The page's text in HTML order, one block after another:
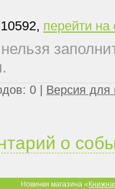
перейти на
0 | Версия для
о
Новинки магазина «